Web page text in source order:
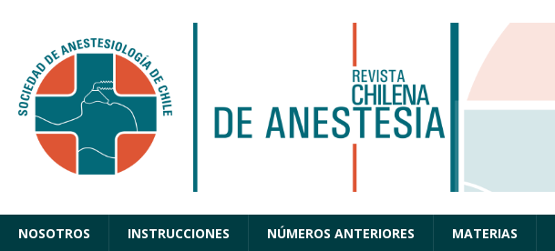
NOSOTROS INSTRUCCIONES NÚMEROS ANTERIORES MATERIAS